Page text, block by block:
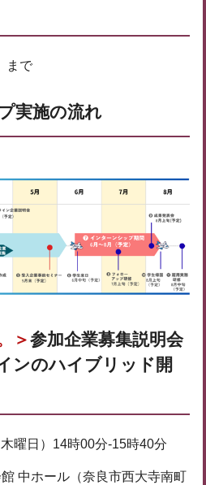
まで
実施の流れ
＞参加企業募集説明会
ンのハイブリッド開
曜日）14時00分-15時40分
中ホール（奈良市西大寺南町